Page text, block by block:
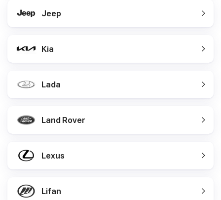
Jeep
Kia
Lada
Land Rover
Lexus
Lifan